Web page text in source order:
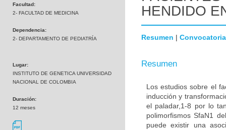
Facultad:
2- FACULTAD DE MEDICINA
Dependencia:
2- DEPARTAMENTO DE PEDIATRÍA
Lugar:
INSTITUTO DE GENETICA UNIVERSIDAD
NACIONAL DE COLOMBIA
Duración:
12 meses
HENDIDO
Resumen | Convocatoria
Resumen
Los estudios sobre el
inducción y
el paladar,1-8 por lo
polimorfismos SfaN1
puede existir una